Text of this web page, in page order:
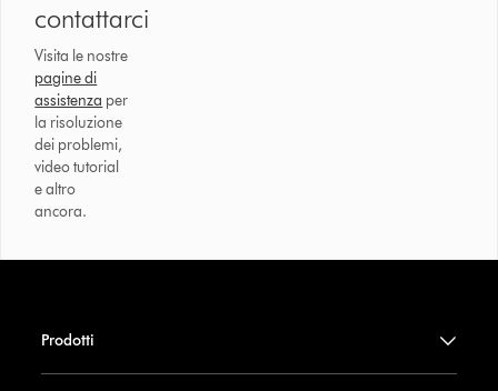
contattarci
Visita le nostre
pagine di
assistenza per
la risoluzione
dei problemi,
video tutorial
e altro
ancora.
Prodotti